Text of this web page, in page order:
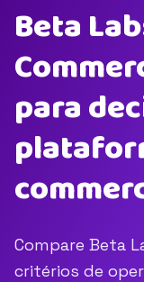
Beta
para
Compare Beta
critérios de